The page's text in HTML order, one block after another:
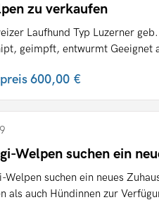
zu verkaufen
Laufhund Typ Luzerner
geimpft, entwurmt Geeignet
600,00 €
Welpen suchen ein
Welpen suchen ein neues
als auch Hündinnen zur